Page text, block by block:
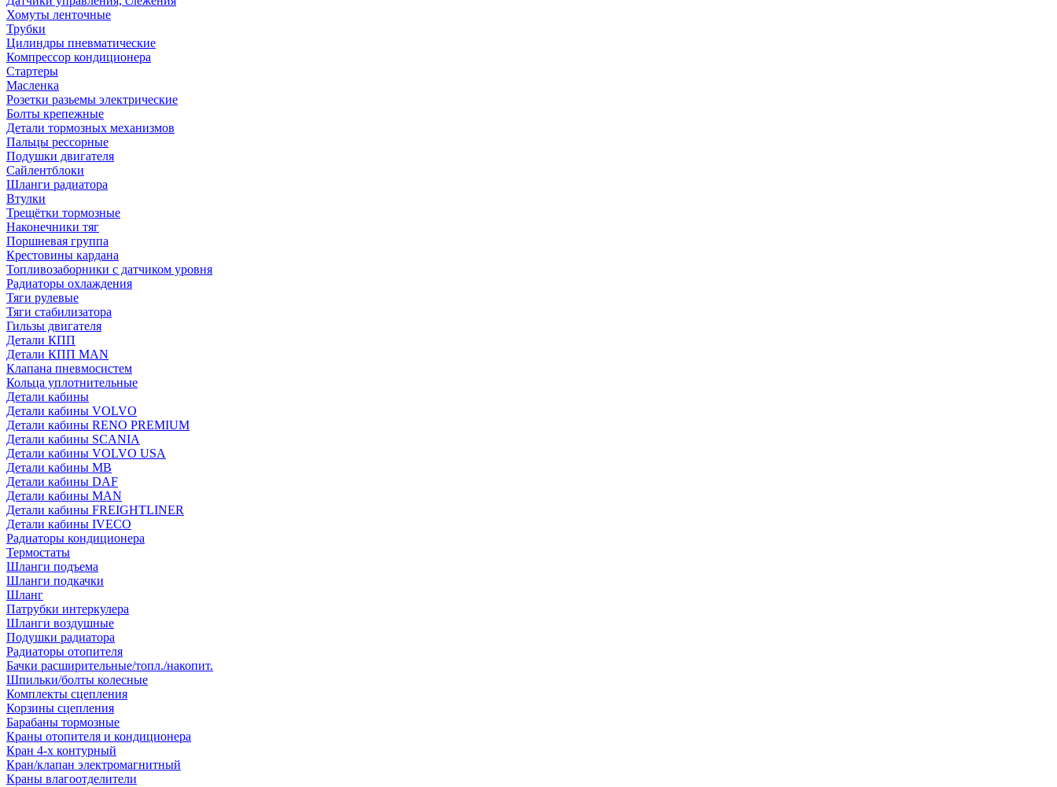
Хомуты ленточные
Трубки
Цилиндры пневматические
Компрессор кондиционера
Стартеры
Масленка
Розетки разьемы электрические
Болты крепежные
Детали тормозных механизмов
Пальцы рессорные
Подушки двигателя
Сайлентблоки
Шланги радиатора
Втулки
Трещётки тормозные
Наконечники тяг
Поршневая группа
Крестовины кардана
Топливозаборники с датчиком уровня
Радиаторы охлаждения
Тяги рулевые
Тяги стабилизатора
Гильзы двигателя
Детали КПП
Детали КПП MAN
Клапана пневмосистем
Кольца уплотнительные
Детали кабины
Детали кабины VOLVO
Детали кабины RENO PREMIUM
Детали кабины SCANIA
Детали кабины VOLVO USA
Детали кабины MB
Детали кабины DAF
Детали кабины MAN
Детали кабины FREIGHTLINER
Детали кабины IVECO
Радиаторы кондиционера
Термостаты
Шланги подъема
Шланги подкачки
Шланг
Патрубки интеркулера
Шланги воздушные
Подушки радиатора
Радиаторы отопителя
Бачки расширительные/топл./накопит.
Шпильки/болты колесные
Комплекты сцепления
Корзины сцепления
Барабаны тормозные
Краны отопителя и кондиционера
Кран 4-х контурный
Кран/клапан электромагнитный
Краны влагоотделители